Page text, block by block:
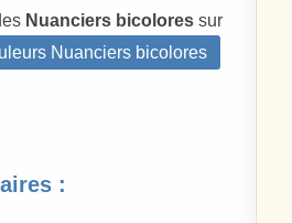
Nuanciers bicoloressur
Nuanciers bicolores
: